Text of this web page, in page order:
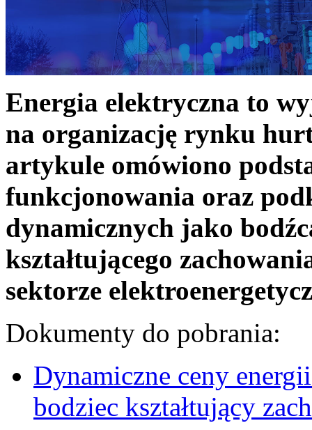
Energia elektryczna to
na organizację rynku
artykule omówiono
funkcjonowania oraz
dynamicznych jako
kształtującego
sektorze
Dokumenty do pobrania:
Dynamiczne ceny
bodziec kształtujący